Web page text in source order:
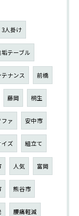
3人掛け
垢テーブル
テナンス 前橋
藤岡 桐生
ァ 安中市
ズ 組立て
人気 富岡
熊谷市
腰痛軽減